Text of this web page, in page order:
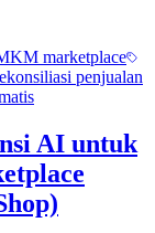
marketplace
penjualan
AI untuk